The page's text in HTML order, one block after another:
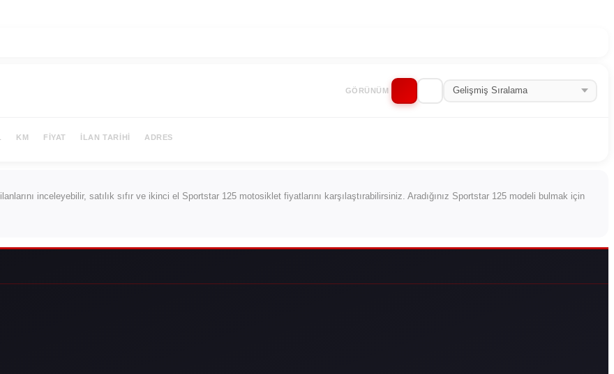
GÖRÜNÜM
KM FIYAT İLAN TARIHI ADRES
ilanlarını inceleyebilir, satılık sıfır ve ikinci el Sportstar 125 motosiklet fiyatlarını karşılaştırabilirsiniz. Aradığınız Sportstar 125 modeli bulmak için